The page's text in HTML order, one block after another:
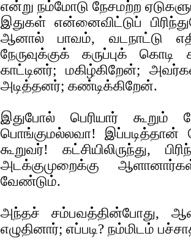
என்று நம்மோடு நேசமற்ற
இதுகள் என்னைவிட்டுப்
ஆனால் பாவம், வடநாட்டு
நேருவுக்குக் கருப்புக்
காட்டினர்; மகிழ்கிறேன்;
அடித்தனர்; கண்டிக்கிறேன்.
இதுபோல் பெரியார் கூறும்
பொங்குமல்லவா!
கூறுவர்! கட்சியிலிருந்து,
அடக்குமுறைக்கு
வேண்டும்.
அந்தச் சம்பவத்தின்போது,
எழுதினார்; எப்படி? நம்மிடம்